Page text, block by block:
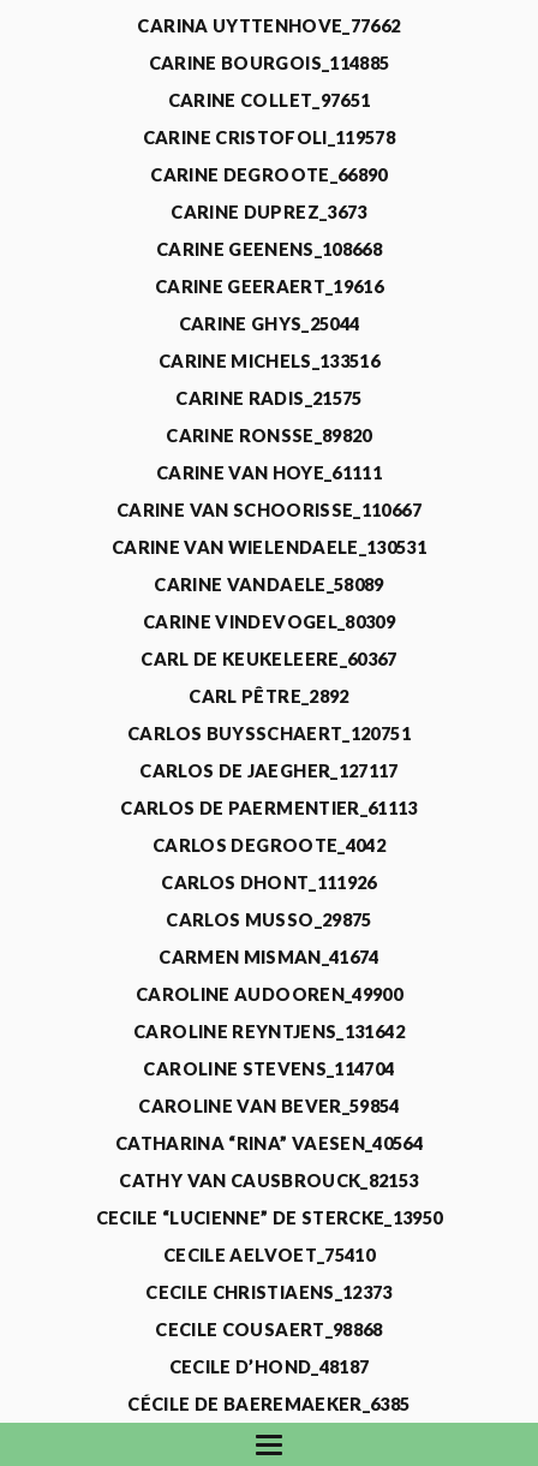
CARINA UYTTENHOVE_77662
CARINE BOURGOIS_114885
CARINE COLLET_97651
CARINE CRISTOFOLI_119578
CARINE DEGROOTE_66890
CARINE DUPREZ_3673
CARINE GEENENS_108668
CARINE GEERAERT_19616
CARINE GHYS_25044
CARINE MICHELS_133516
CARINE RADIS_21575
CARINE RONSSE_89820
CARINE VAN HOYE_61111
CARINE VAN SCHOORISSE_110667
CARINE VAN WIELENDAELE_130531
CARINE VANDAELE_58089
CARINE VINDEVOGEL_80309
CARL DE KEUKELEERE_60367
CARL PÊTRE_2892
CARLOS BUYSSCHAERT_120751
CARLOS DE JAEGHER_127117
CARLOS DE PAERMENTIER_61113
CARLOS DEGROOTE_4042
CARLOS DHONT_111926
CARLOS MUSSO_29875
CARMEN MISMAN_41674
CAROLINE AUDOOREN_49900
CAROLINE REYNTJENS_131642
CAROLINE STEVENS_114704
CAROLINE VAN BEVER_59854
CATHARINA “RINA” VAESEN_40564
CATHY VAN CAUSBROUCK_82153
CECILE “LUCIENNE” DE STERCKE_13950
CECILE AELVOET_75410
CECILE CHRISTIAENS_12373
CECILE COUSAERT_98868
CECILE D’HOND_48187
CÉCILE DE BAEREMAEKER_6385
CECILE DE WAELE_4731